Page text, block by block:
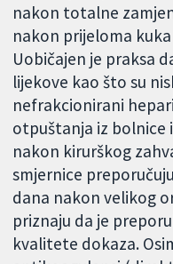
nakon totalne
nakon prijeloma
Uobičajen je praksa
lijekove kao što su
nefrakcionirani
otpuštanja iz bolnice
nakon kirurškog
smjernice
dana nakon velikog
priznaju da je
kvalitete dokaza.